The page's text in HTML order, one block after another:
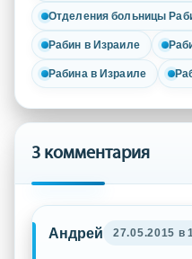
Отделения больницы
Рабин в Израиле
Рабина в Израиле
3 комментария
Андрей 27.05.2015 в